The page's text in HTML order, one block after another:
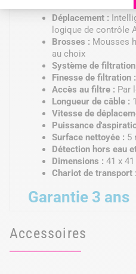
Déplacement :
logique de contrôle
Brosses : Mousses
au choix
Système de
Finesse de filtration :
Accès au filtre : Par
Longueur de câble :
Vitesse de
Puissance
Surface nettoyée : 5
Détection hors eau
Dimensions : 41 x
Chariot de transport :
Garantie 3 ans
Accessoires